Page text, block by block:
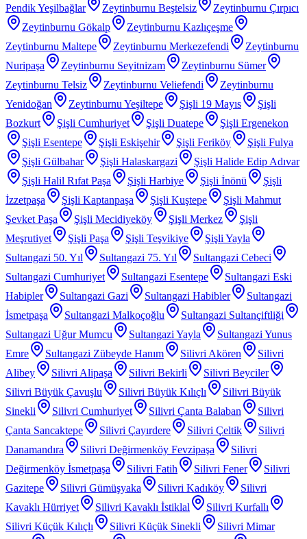
Pendik Yeşilbağlar
Zeytinburnu Beştelsiz
Zeytinburnu Çırpıcı
Zeytinburnu Gökalp
Zeytinburnu Kazlıçeşme
Zeytinburnu Maltepe
Zeytinburnu Merkezefendi
Zeytinburnu
Nuripaşa
Zeytinburnu Seyitnizam
Zeytinburnu Sümer
Zeytinburnu Telsiz
Zeytinburnu Veliefendi
Zeytinburnu
Yenidoğan
Zeytinburnu Yeşiltepe Şişli 19 Mayıs
Şişli
Bozkurt
Şişli Cumhuriyet Şişli Duatepe
Şişli Ergenekon
Şişli Esentepe
Şişli Eskişehir Şişli Feriköy
Şişli Fulya
Şişli Gülbahar
Şişli Halaskargazi
Şişli Halide Edip Adıvar
Şişli Halil Rıfat Paşa
Şişli Harbiye Şişli İnönü
Şişli
İzzetpaşa
Şişli Kaptanpaşa Şişli Kuştepe
Şişli Mahmut
Şevket Paşa
Şişli Mecidiyeköy Şişli Merkez
Şişli
Meşrutiyet
Şişli Paşa Şişli Teşvikiye
Şişli Yayla
Sultangazi 50. Yıl
Sultangazi 75. Yıl
Sultangazi Cebeci
Sultangazi Cumhuriyet
Sultangazi Esentepe
Sultangazi Eski
Habipler
Sultangazi Gazi Sultangazi Habibler
Sultangazi
İsmetpaşa
Sultangazi Malkoçoğlu
Sultangazi Sultançiftliği
Sultangazi Uğur Mumcu
Sultangazi Yayla
Sultangazi Yunus
Emre
Sultangazi Zübeyde Hanım Silivri Akören
Silivri
Alibey
Silivri Alipaşa Silivri Bekirli
Silivri Beyciler
Silivri Büyük Çavuşlu
Silivri Büyük Kılıçlı
Silivri Büyük
Sinekli
Silivri Cumhuriyet Silivri Çanta Balaban
Silivri
Çanta Sancaktepe
Silivri Çayırdere Silivri Çeltik
Silivri
Danamandıra
Silivri Değirmenköy Fevzipaşa
Silivri
Değirmenköy İsmetpaşa
Silivri Fatih Silivri Fener
Silivri
Gazitepe
Silivri Gümüşyaka Silivri Kadıköy
Silivri
Kavaklı Hürriyet
Silivri Kavaklı İstiklal
Silivri Kurfallı
Silivri Küçük Kılıçlı
Silivri Küçük Sinekli
Silivri Mimar